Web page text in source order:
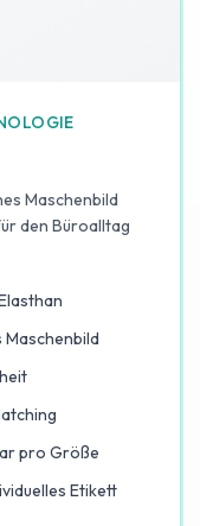
Maschenbild
den Büroalltag
pro Größe
Etikett